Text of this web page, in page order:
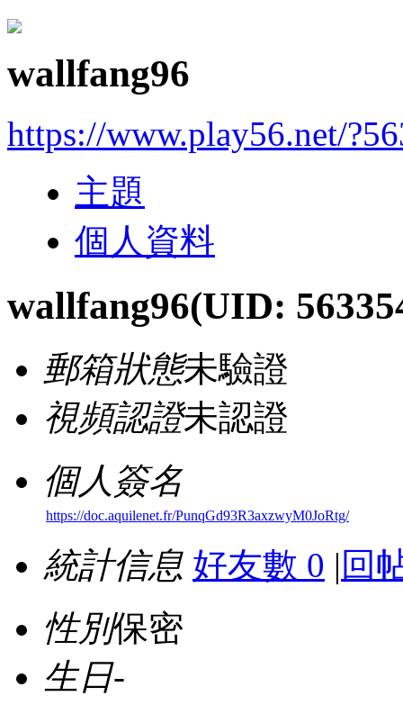
wallfang96
https://www.play56.net/
主題
個人資料
wallfang96(UID:
郵箱狀態未驗證
視頻認證未認證
個人簽名
https://doc.aquilenet.fr/PunqGd93R3axzwyM0JoRtg/
統計信息 好友數 0 | 回
性別保密
生日-